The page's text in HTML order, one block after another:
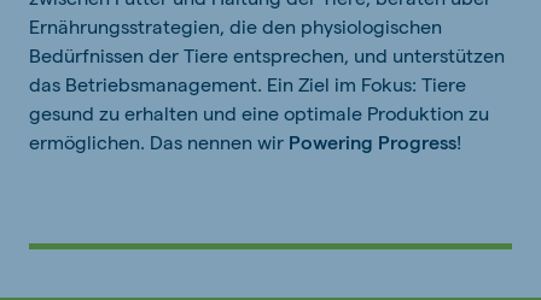
Ernährungsstrategien, die den physiologischen
Bedürfnissen der Tiere entsprechen, und unterstützen
das Betriebsmanagement. Ein Ziel im Fokus: Tiere
gesund zu erhalten und eine optimale Produktion zu
ermöglichen. Das nennen wir Powering Progress!